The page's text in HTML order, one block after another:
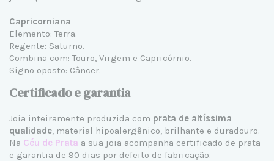
Capricorniana
Elemento: Terra.
Regente: Saturno.
Combina com: Touro, Virgem e Capricórnio.
Signo oposto: Câncer.
Certificado e garantia
Joia inteiramente produzida com prata de altíssima
qualidade, material hipoalergênico, brilhante e duradouro.
Na Céu de Prata a sua joia acompanha certificado de prata
e garantia de 90 dias por defeito de fabricação.